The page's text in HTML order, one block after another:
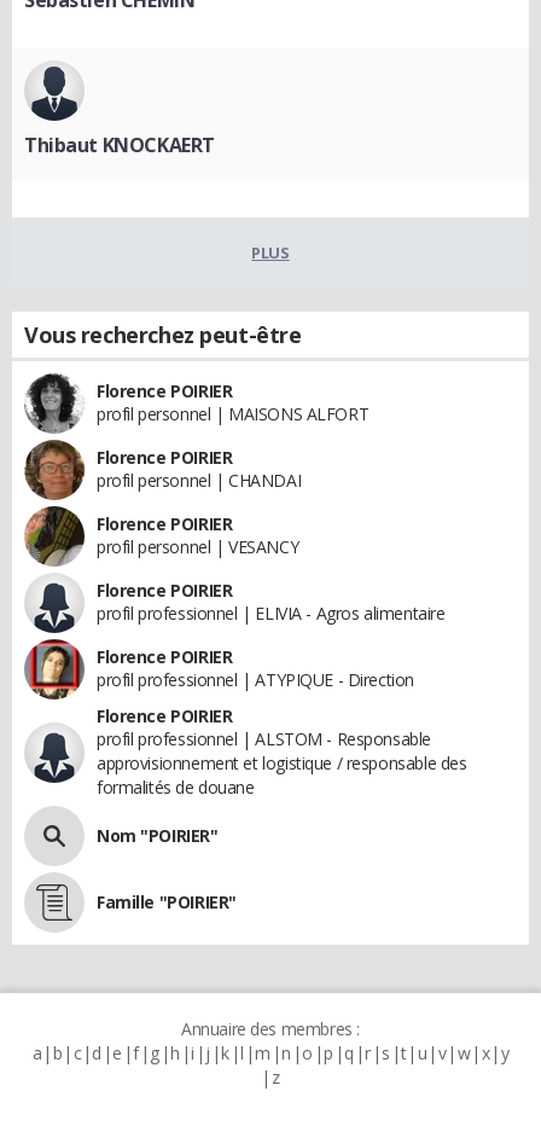
Thibaut KNOCKAERT
PLUS
Vous recherchez peut-être
Florence POIRIER
profil personnel | MAISONS ALFORT
Florence POIRIER
profil personnel | CHANDAI
Florence POIRIER
profil personnel | VESANCY
Florence POIRIER
profil professionnel | ELIVIA - Agros alimentaire
Florence POIRIER
profil professionnel | ATYPIQUE - Direction
Florence POIRIER
profil professionnel | ALSTOM - Responsable
approvisionnement et logistique / responsable des
formalités de douane
Nom "POIRIER"
Famille "POIRIER"
Annuaire des membres :
a b c d e f g h i j k l m n o p q r s t u v w x y
z